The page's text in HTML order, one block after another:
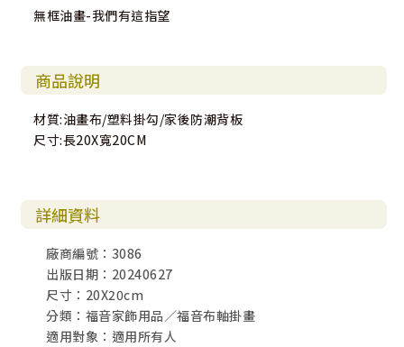
無框油畫-我們有這指望
商品說明
材質:油畫布/塑料掛勾/家後防潮背板
尺寸:長20X寬20CM
詳細資料
廠商編號：3086
出版日期：20240627
尺寸：20X20cm
分類：福音家飾用品／福音布軸掛畫
適用對象：適用所有人